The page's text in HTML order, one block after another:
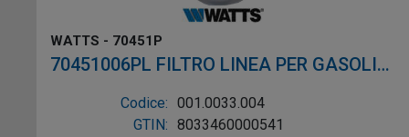
WATTS - 70451P
70451006PL FILTRO LINEA PER GASOLIO
Codice: 001.0033.004
GTIN: 8033460000541